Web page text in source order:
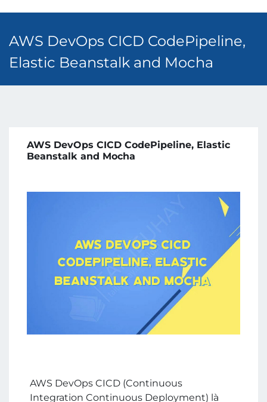
AWS DevOps CICD CodePipeline,
Elastic Beanstalk and Mocha
AWS DevOps CICD CodePipeline, Elastic
Beanstalk and Mocha
AWS DevOps CICD (Continuous
Integration Continuous Deployment) là